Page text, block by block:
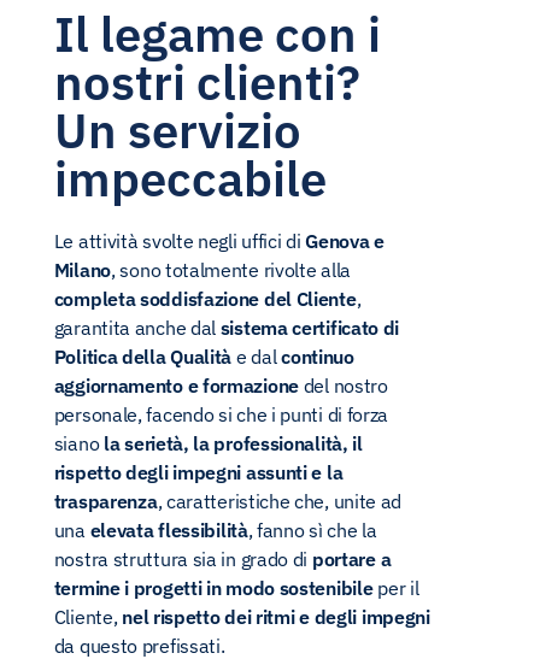
Il legame con i
nostri clienti?
Un servizio
impeccabile
Le attività svolte negli uffici diGenova e
Milano, sono totalmente rivolte alla
completa soddisfazione del Cliente,
garantita anche dal sistema certificato di
Politica della Qualità e dalcontinuo
aggiornamento e formazione del nostro
personale, facendo si che i punti di forza
siano la serietà, la professionalità, il
rispetto degli impegni assunti e la
trasparenza, caratteristiche che, unite ad
una elevata flessibilità, fanno sì che la
nostra struttura sia in grado di portare a
termine i progetti in modo sostenibileper il
Cliente, nel rispetto dei ritmi e degli impegni
da questo prefissati.